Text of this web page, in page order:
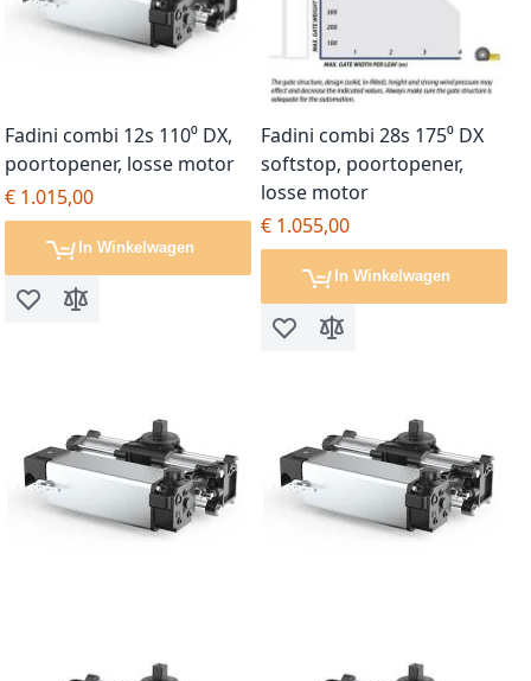
Fadini combi 12s 110⁰ DX,
poortopener, losse motor
€ 1.015,00
In Winkelwagen
Voeg toe aan verlanglijst
Toevoegen om te vergelijken
Fadini combi 28s 175⁰ DX
softstop, poortopener,
losse motor
€ 1.055,00
In Winkelwagen
Voeg toe aan verlanglijst
Toevoegen om te